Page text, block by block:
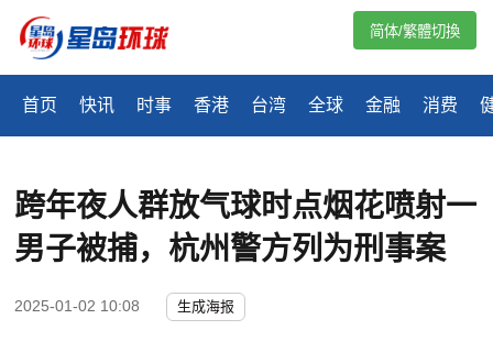
首页 快讯 时事 香港 台湾 全球 金融 消费
简体/繁體切換
跨年夜人群放气球时点烟花喷射一
男子被捕，杭州警方列为刑事案
2025-01-02 10:08 生成海报